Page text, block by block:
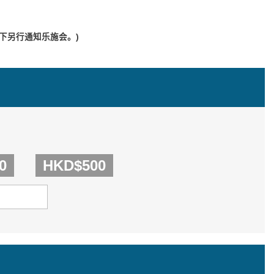
另行通知乐施会。)
HKD$500